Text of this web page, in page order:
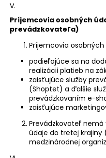
V.
Príjemcovia osobných
prevádzkovateľa)
Príjemcovia osobných
podieľajúce sa na
realizácii platieb na
zaisťujúce služby
(Shoptet) a ďalšie
prevádzkovaním e-
zaisťujúce
Prevádzkovateľ
údaje do tretej krajiny
medzinárodnej